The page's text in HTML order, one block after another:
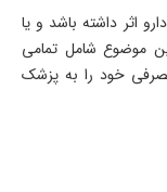
اثر داشته باشد و یا
موضوع شامل تمامی
خود را به پزشک